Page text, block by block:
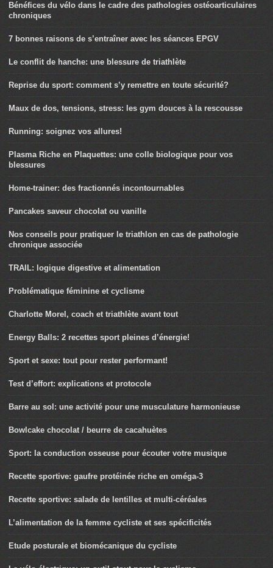
Bénéfices du vélo dans le cadre des pathologies ostéoarticulaires
chroniques
7 bonnes raisons de s’entraîner avec les séances EPGV
Le conflit de hanche: une blessure de triathlète
Reprise du sport: comment s’y remettre en toute sécurité?
Maux de dos, tensions, stress: les gym douces à la rescousse
Running: soignez vos allures!
Plasma Riche en Plaquettes: une colle biologique pour vos
blessures
Home-trainer: des fractionnés incontournables
Pancakes saveur chocolat ou vanille
Nos conseils pour pratiquer le triathlon en cas de pathologie
chronique associée
TRAIL: logique digestive et alimentation
Problématique féminine et cyclisme
Charlotte Morel, coach et triathlète avant tout
Energy Balls: 2 recettes sport pleines d’énergie!
Sport et sexe: tout pour rester performant!
Test d’effort: explications et protocole
Barre au sol: une activité pour une musculature harmonieuse
Bowlcake chocolat / beurre de cacahuètes
Sport: la conduction osseuse pour écouter votre musique
Recette sportive: gaufre protéinée riche en oméga-3
Recette sportive: salade de lentilles et multi-céréales
L’alimentation de la femme cycliste et ses spécificités
Etude posturale et biomécanique du cycliste